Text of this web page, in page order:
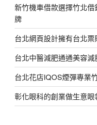
新竹機車借款選擇竹北
牌
台北網頁設計擁有台北
台北中醫減肥通通美容
台北花店IQOS煙彈專業
彰化眼科的創業做生意